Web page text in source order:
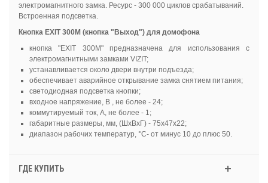
электромагнитного замка. Ресурс - 300 000 циклов срабатываний.
Встроенная подсветка.
Кнопка EXIT 300М (кнопка "Выход") для домофона
кнопка "EXIT 300М" предназначена для использования с
электромагнитными замками VIZIT;
устанавливается около двери внутри подъезда;
обеспечивает аварийное открывание замка снятием питания;
светодиодная подсветка кнопки;
входное напряжение, В , не более - 24;
коммутируемый ток, А, не более - 1;
габаритные размеры, мм, (ШхВхГ) - 75х47х22;
диапазон рабочих температур, °C- от минус 10 до плюс 50.
ГДЕ КУПИТЬ